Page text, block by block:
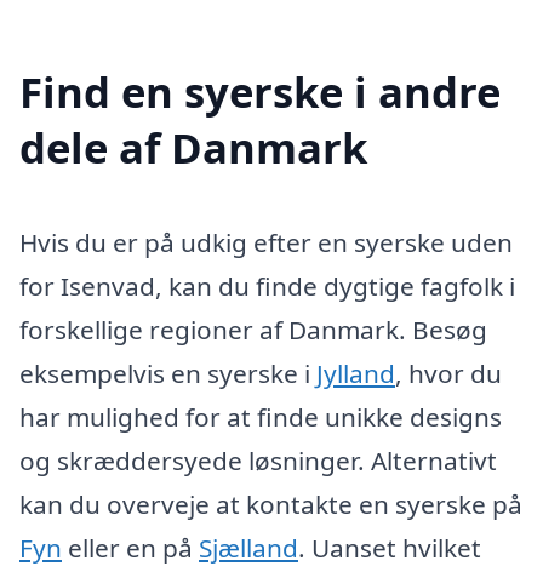
Find en syerske i andre
dele af Danmark
Hvis du er på udkig efter en syerske uden
for Isenvad, kan du finde dygtige fagfolk i
forskellige regioner af Danmark. Besøg
eksempelvis en syerske i Jylland, hvor du
har mulighed for at finde unikke designs
og skræddersyede løsninger. Alternativt
kan du overveje at kontakte en syerske på
Fyn eller en på Sjælland. Uanset hvilket